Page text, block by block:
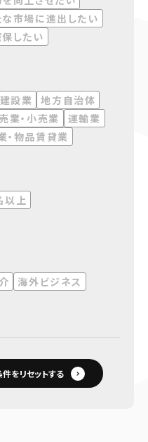
市場に進出したい
したい
建設業
地方自治体
業・小売業
運輸業
・物品賃貸業
以上
海外ビジネス
件をリセットする